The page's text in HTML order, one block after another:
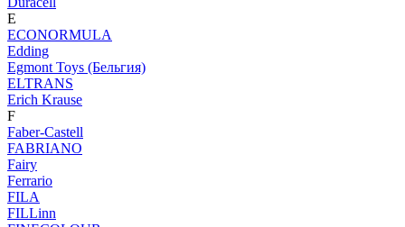
E
ECONORMULA
Edding
Egmont Toys (Бельгия)
ELTRANS
Erich Krause
F
Faber-Castell
FABRIANO
Fairy
Ferrario
FILA
FILLinn